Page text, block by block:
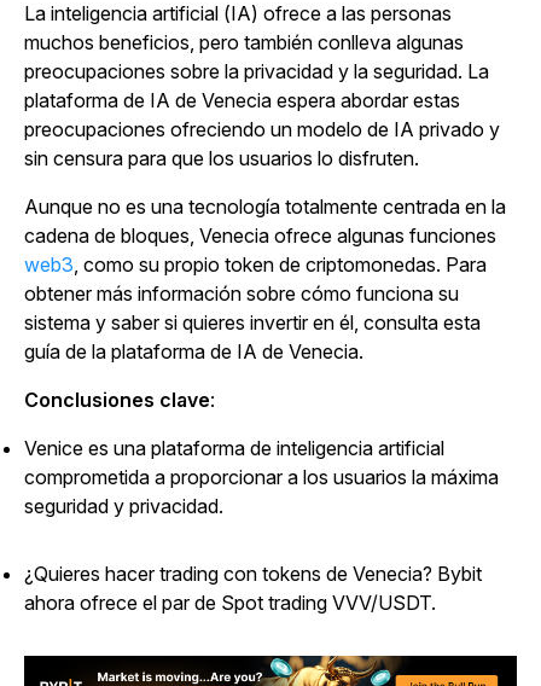
La inteligencia artificial (IA) ofrece a las personas
muchos beneficios, pero también conlleva algunas
preocupaciones sobre la privacidad y la seguridad. La
plataforma de IA de Venecia espera abordar estas
preocupaciones ofreciendo un modelo de IA privado y
sin censura para que los usuarios lo disfruten.
Aunque no es una tecnología totalmente centrada en la
cadena de bloques, Venecia ofrece algunas funciones
web3, como su propio token de criptomonedas. Para
obtener más información sobre cómo funciona su
sistema y saber si quieres invertir en él, consulta esta
guía de la plataforma de IA de Venecia.
Conclusiones clave:
Venice es una plataforma de inteligencia artificial
comprometida a proporcionar a los usuarios la máxima
seguridad y privacidad.
¿Quieres hacer trading con tokens de Venecia? Bybit
ahora ofrece el par de Spot trading VVV/USDT.